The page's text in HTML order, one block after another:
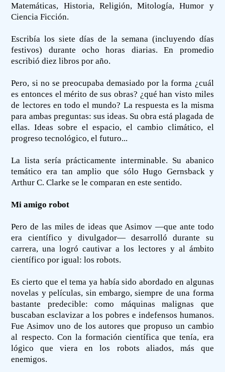
Matemáticas, Historia, Religión, Mitología, Humor y
Ciencia Ficción.
Escribía los siete días de la semana (incluyendo días
festivos) durante ocho horas diarias. En promedio
escribió diez libros por año.
Pero, si no se preocupaba demasiado por la forma ¿cuál
es entonces el mérito de sus obras? ¿qué han visto miles
de lectores en todo el mundo? La respuesta es la misma
para ambas preguntas: sus ideas. Su obra está plagada de
ellas. Ideas sobre el espacio, el cambio climático, el
progreso tecnológico, el futuro...
La lista sería prácticamente interminable. Su abanico
temático era tan amplio que sólo Hugo Gernsback y
Arthur C. Clarke se le comparan en este sentido.
Mi amigo robot
Pero de las miles de ideas que Asimov —que ante todo
era científico y divulgador— desarrolló durante su
carrera, una logró cautivar a los lectores y al ámbito
científico por igual: los robots.
Es cierto que el tema ya había sido abordado en algunas
novelas y películas, sin embargo, siempre de una forma
bastante predecible: como máquinas malignas que
buscaban esclavizar a los pobres e indefensos humanos.
Fue Asimov uno de los autores que propuso un cambio
al respecto. Con la formación científica que tenía, era
lógico que viera en los robots aliados, más que
enemigos.